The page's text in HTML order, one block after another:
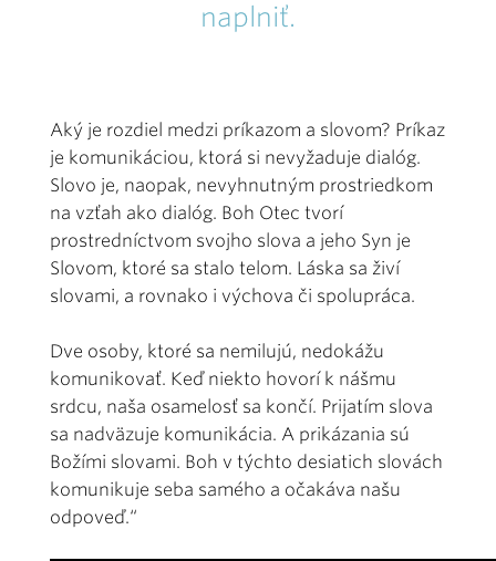
naplniť.
Aký je rozdiel medzi príkazom a slovom? Príkaz
je komunikáciou, ktorá si nevyžaduje dialóg.
Slovo je, naopak, nevyhnutným prostriedkom
na vzťah ako dialóg. Boh Otec tvorí
prostredníctvom svojho slova a jeho Syn je
Slovom, ktoré sa stalo telom. Láska sa živí
slovami, a rovnako i výchova či spolupráca.
Dve osoby, ktoré sa nemilujú, nedokážu
komunikovať. Keď niekto hovorí k nášmu
srdcu, naša osamelosť sa končí. Prijatím slova
sa nadväzuje komunikácia. A prikázania sú
Božími slovami. Boh v týchto desiatich slovách
komunikuje seba samého a očakáva našu
odpoveď.“